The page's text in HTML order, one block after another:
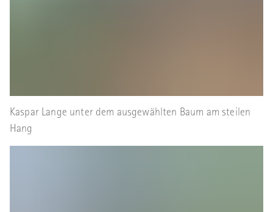
Kaspar Lange unter dem ausgewählten Baum am steilen
Hang